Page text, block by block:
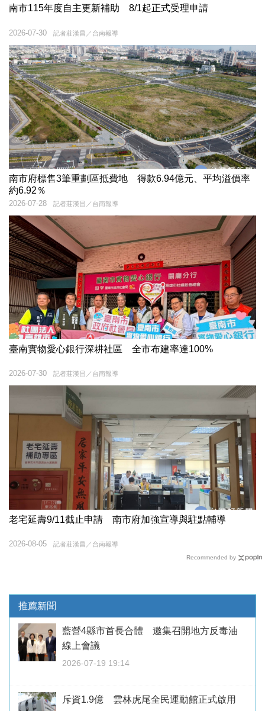
南市115年度自主更新補助 8/1起正式受理申請
記者莊漢昌／台南報導
2026-07-30
南市府標售3筆重劃區抵費地 得款6.94億元、平均溢價率
約6.92％
記者莊漢昌／台南報導
2026-07-28
臺南實物愛心銀行深耕社區 全市布建率達100%
記者莊漢昌／台南報導
2026-07-30
老宅延壽9/11截止申請 南市府加強宣導與駐點輔導
記者莊漢昌／台南報導
2026-08-05
Recommended by
推薦新聞
藍營4縣市首長合體 邀集召開地方反毒油
線上會議
2026-07-19 19:14
斥資1.9億 雲林虎尾全民運動館正式啟用